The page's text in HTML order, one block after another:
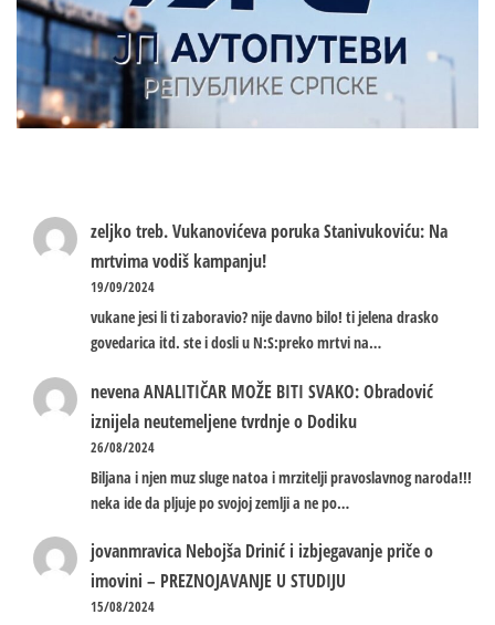
zeljko treb.Vukanovićeva poruka Stanivukoviću: Na
mrtvima vodiš kampanju!
19/09/2024
vukane jesi li ti zaboravio? nije davno bilo! ti jelena drasko
govedarica itd. ste i dosli u N:S:preko mrtvi na…
nevenaANALITIČAR MOŽE BITI SVAKO: Obradović
iznijela neutemeljene tvrdnje o Dodiku
26/08/2024
Biljana i njen muz sluge natoa i mrzitelji pravoslavnog naroda!!!
neka ide da pljuje po svojoj zemlji a ne po…
jovanmravica Nebojša Drinić i izbjegavanje priče o
imovini – PREZNOJAVANJE U STUDIJU
15/08/2024